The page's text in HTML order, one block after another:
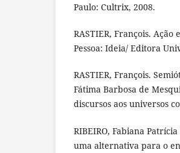
Paulo: Cultrix, 2008.
RASTIER, François.
Pessoa: Ideia/ Editora
RASTIER, François.
Fátima Barbosa de
discursos aos universos
RIBEIRO, Fabiana
uma alternativa para o